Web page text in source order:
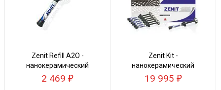
Zenit Refill A2O -
нанокерамический
композит
2 469
Zenit Kit -
нанокерамический
композит
19 995